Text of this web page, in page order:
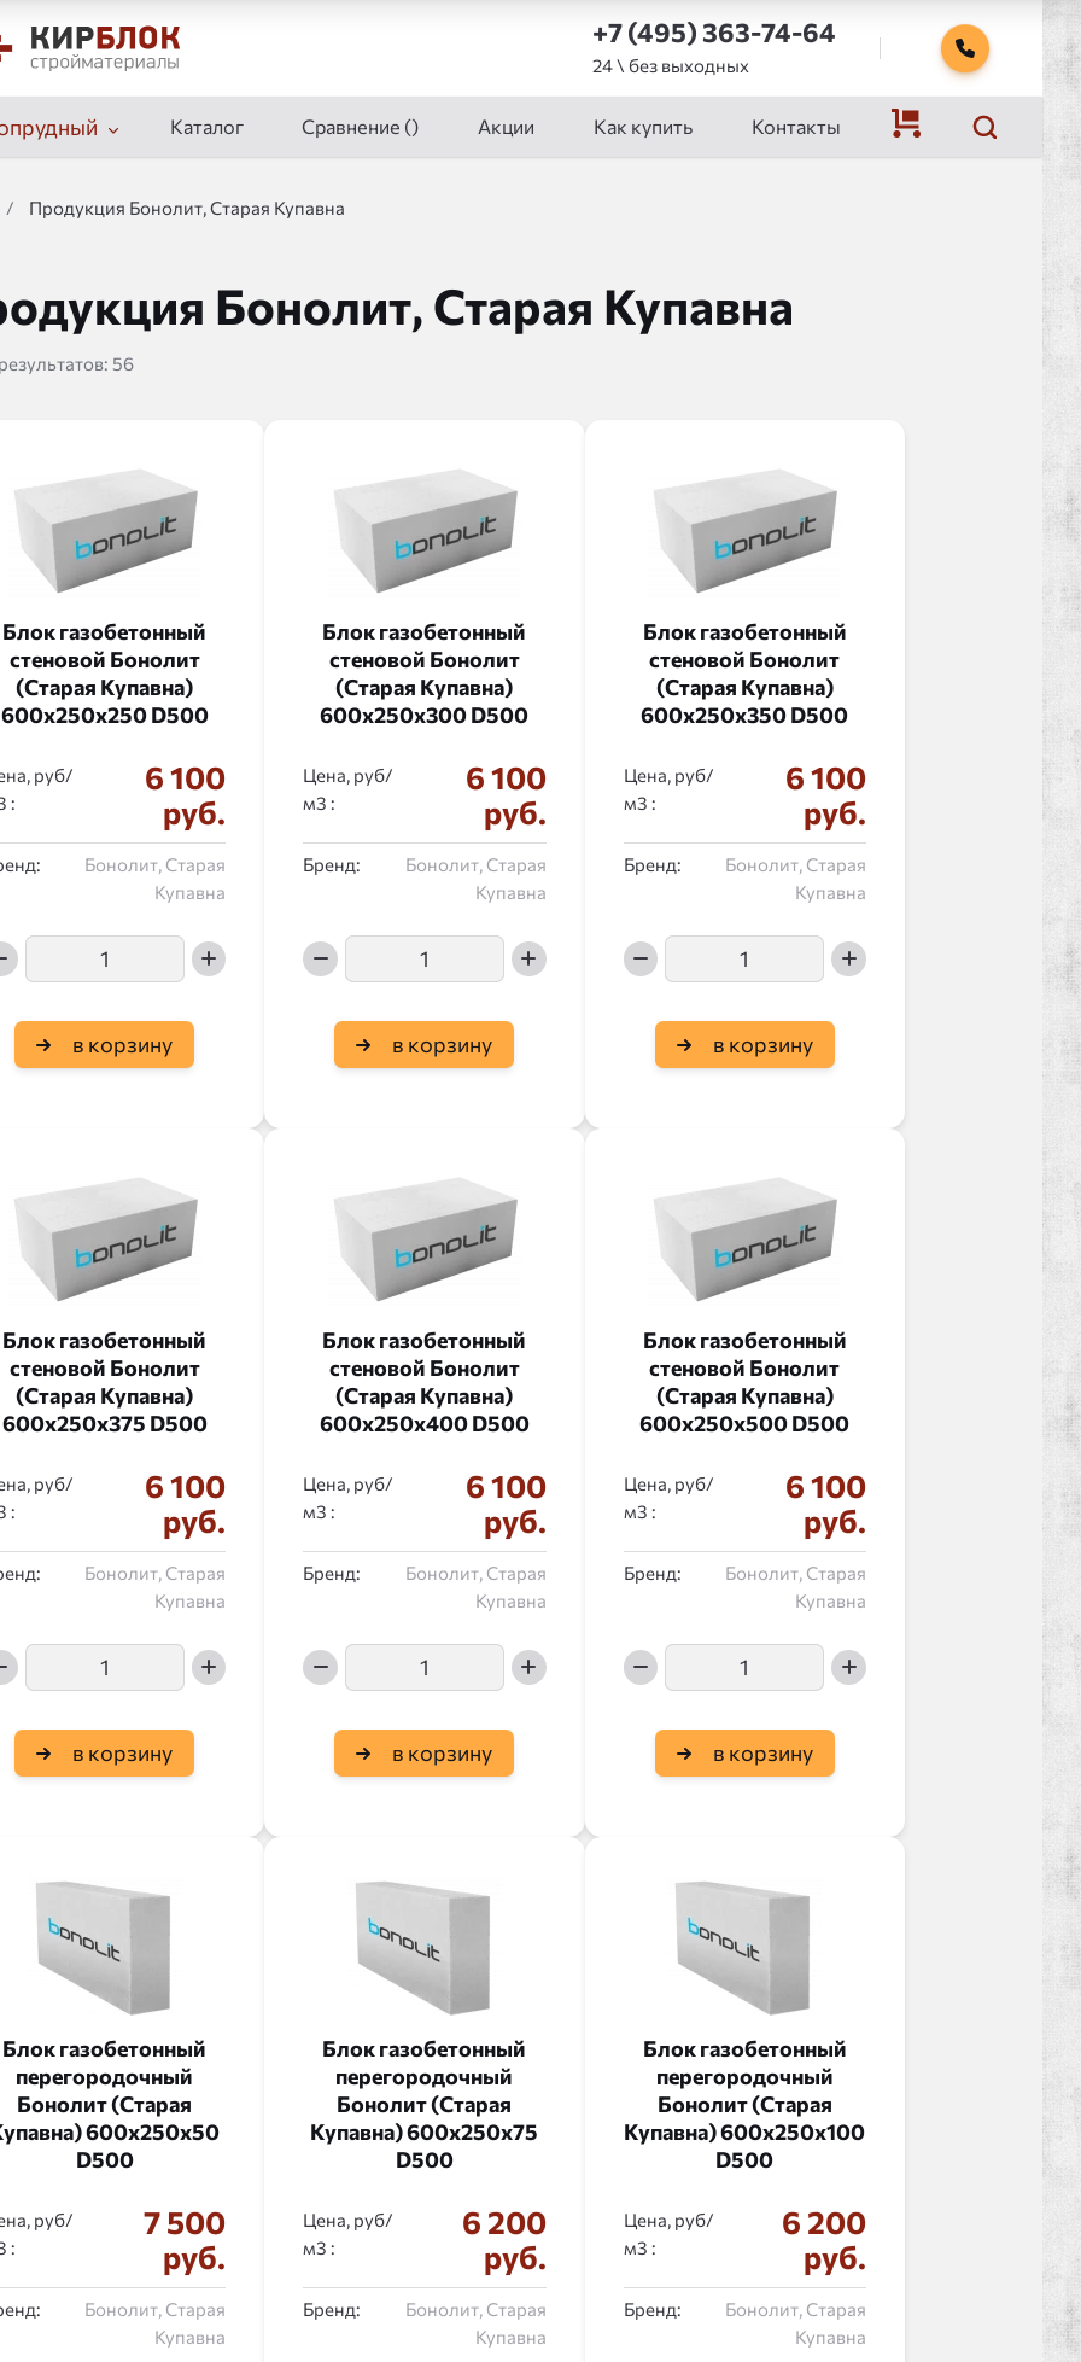
+7 (495) 363-74-64
24 \ без выходных
Каталог Сравнение () Акции Как купить Контакты
/ Продукция Бонолит, Старая Купавна
Бонолит, Старая Купавна
56
Блок газобетонный
стеновой Бонолит
(Старая Купавна)
600x250x250 D500
руб/
:
6 100
руб.
Бонолит, Старая
Купавна
в корзину
Блок газобетонный
стеновой Бонолит
(Старая Купавна)
600x250x300 D500
Цена, руб/
:
6 100
руб.
Бренд:
Бонолит, Старая
Купавна
в корзину
Блок газобетонный
стеновой Бонолит
(Старая Купавна)
600x250x350 D500
Цена, руб/
:
6 100
руб.
Бренд:
Бонолит, Старая
Купавна
в корзину
Блок газобетонный
стеновой Бонолит
(Старая Купавна)
600x250x375 D500
руб/
:
6 100
руб.
Бонолит, Старая
Купавна
в корзину
Блок газобетонный
стеновой Бонолит
(Старая Купавна)
600x250x400 D500
Цена, руб/
:
6 100
руб.
Бренд:
Бонолит, Старая
Купавна
в корзину
Блок газобетонный
стеновой Бонолит
(Старая Купавна)
600x250x500 D500
Цена, руб/
:
6 100
руб.
Бренд:
Бонолит, Старая
Купавна
в корзину
Блок газобетонный
перегородочный
Бонолит (Старая
600x250x50
D500
руб/
:
7 500
руб.
Бонолит, Старая
Купавна
Блок газобетонный
перегородочный
Бонолит (Старая
Купавна) 600x250x75
D500
Цена, руб/
:
6 200
руб.
Бренд:
Бонолит, Старая
Купавна
Блок газобетонный
перегородочный
Бонолит (Старая
Купавна) 600x250x100
D500
Цена, руб/
:
6 200
руб.
Бренд:
Бонолит, Старая
Купавна